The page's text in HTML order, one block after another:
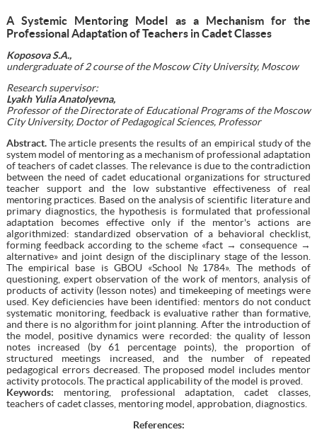
A Systemic Mentoring Model as a Mechanism for the
Professional Adaptation of Teachers in Cadet Classes
Koposova S.A.,
undergraduate of 2 course of the Moscow City University, Moscow
Research supervisor:
Lyakh Yulia Anatolyevna,
Professor of the Directorate of Educational Programs of the Moscow
City University, Doctor of Pedagogical Sciences, Professor
Abstract.The article presents the results of an empirical study of the
system model of mentoring as a mechanism of professional adaptation
of teachers of cadet classes. The relevance is due to the contradiction
between the need of cadet educational organizations for structured
teacher support and the low substantive effectiveness of real
mentoring practices. Based on the analysis of scientific literature and
primary diagnostics, the hypothesis is formulated that professional
adaptation becomes effective only if the mentor's actions are
algorithmized: standardized observation of a behavioral checklist,
forming feedback according to the scheme «fact → consequence →
alternative» and joint design of the disciplinary stage of the lesson.
The empirical base is GBOU «School №1784». The methods of
questioning, expert observation of the work of mentors, analysis of
products of activity (lesson notes) and timekeeping of meetings were
used. Key deficiencies have been identified: mentors do not conduct
systematic monitoring, feedback is evaluative rather than formative,
and there is no algorithm for joint planning. After the introduction of
the model, positive dynamics were recorded: the quality of lesson
notes increased (by 61 percentage points), the proportion of
structured meetings increased, and the number of repeated
pedagogical errors decreased. The proposed model includes mentor
activity protocols. The practical applicability of the model is proved.
Keywords: mentoring, professional adaptation, cadet classes,
teachers of cadet classes, mentoring model, approbation, diagnostics.
References: